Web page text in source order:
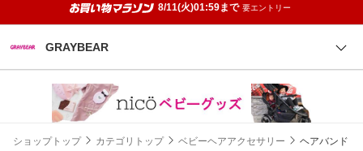
8/11(火)01:59まで 要エントリー
GRAYBEAR
ショップトップ カテゴリトップ ベビーヘアアクセサリー ヘアバンド